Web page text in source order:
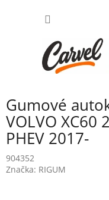
Gumové
VOLVO XC60
PHEV 2017-
904352
Značka: RIGUM